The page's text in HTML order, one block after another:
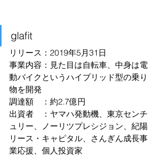
glafit
リリース：2019年5月31日
事業内容：見た目は自転車、中身は電
動バイクというハイブリッド型の乗り
物を開発
調達額　：約2.7億円
出資者　：ヤマハ発動機、東京センチ
ュリー、ノーリツプレシジョン、紀陽
リース・キャピタル、さんぎん成長事
業応援、個人投資家